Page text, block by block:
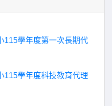
115學年度第一次長期代
115學年度科技教育代理